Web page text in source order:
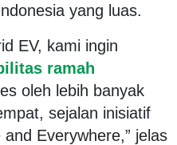
yang luas.
EV, kami ingin
ramah
oleh lebih banyak
sejalan inisiatif
Everywhere,” jelas